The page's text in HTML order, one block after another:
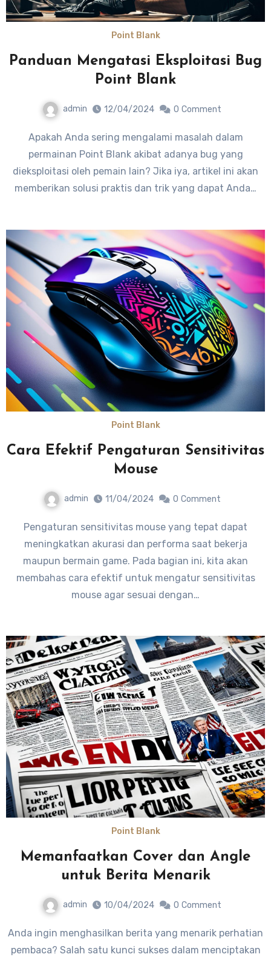
Point Blank
Panduan Mengatasi Eksploitasi Bug
Point Blank
admin 12/04/2024 0 Comment
Apakah Anda sering mengalami masalah dalam
permainan Point Blank akibat adanya bug yang
dieksploitasi oleh pemain lain? Jika iya, artikel ini akan
memberikan solusi praktis dan trik yang dapat Anda…
Point Blank
Cara Efektif Pengaturan Sensitivitas
Mouse
admin 11/04/2024 0 Comment
Pengaturan sensitivitas mouse yang tepat dapat
meningkatkan akurasi dan performa saat bekerja
maupun bermain game. Pada bagian ini, kita akan
membahas cara efektif untuk mengatur sensitivitas
mouse agar sesuai dengan…
Point Blank
Memanfaatkan Cover dan Angle
untuk Berita Menarik
admin 10/04/2024 0 Comment
Anda ingin menghasilkan berita yang menarik perhatian
pembaca? Salah satu kunci sukses dalam menciptakan